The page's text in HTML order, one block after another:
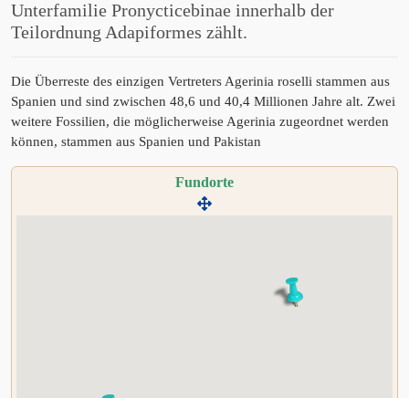
Unterfamilie Pronycticebinae innerhalb der
Teilordnung Adapiformes zählt.
Die Überreste des einzigen Vertreters Agerinia roselli stammen aus
Spanien und sind zwischen 48,6 und 40,4 Millionen Jahre alt. Zwei
weitere Fossilien, die möglicherweise Agerinia zugeordnet werden
können, stammen aus Spanien und Pakistan
Fundorte